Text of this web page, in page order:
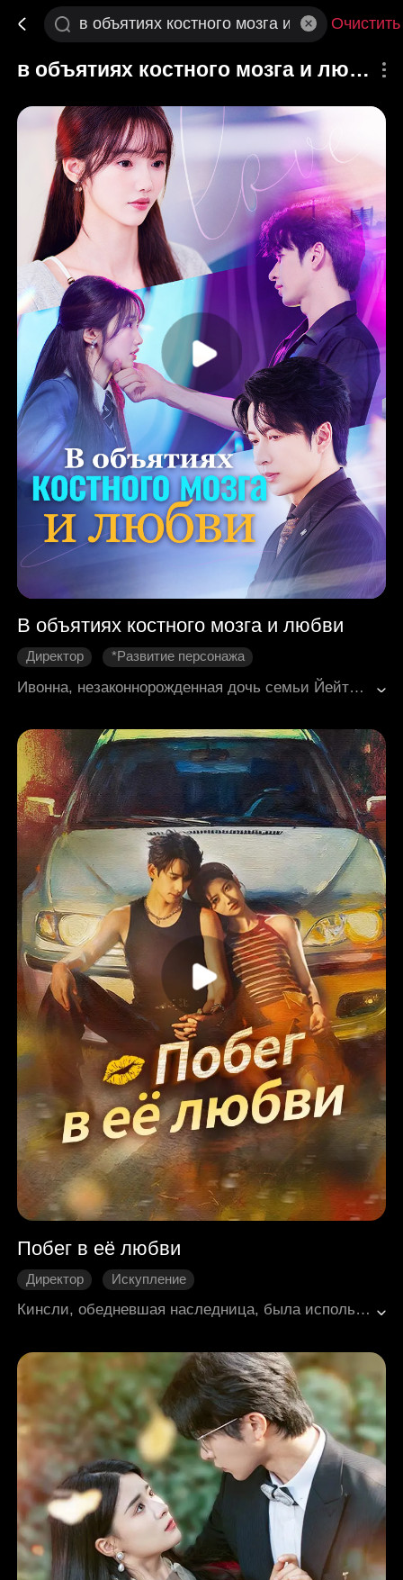
Очистить
в объятиях костного мозга и любви
В объятиях костного мозга и любви
Директор
*Развитие персонажа
Семейные узы
Современная романтика
Ивонна, незаконнорожденная дочь семьи Йейтс, была вынуждена расстаться с парнем и родить ребёнка от Тревора, жениха своей сестры Скарлетт, чтобы стать донором костного мозга для больной лейкемией сестры. Под сильным семейным давлением Ивонна согласилась на эту сделку. Хотя их отношения с Тревором поначалу были холодными и отстранёнными, со временем между ними зародились чувства. Их любовь была подобна волку, влюбившемуся в свою жертву, или ягнёнку, тянущемуся к охотнику — сложная и обречённая на борьбу. Запутавшиеся в страсти и моральном конфликте, они стояли перед неопределённым будущим.
Побег в её любви
Директор
Искупление
Современная романтика
Кинсли, обедневшая наследница, была использована родной матерью в качестве разменной монеты для сохранения роскошной жизни и обручена с Закари –манипулятивным главой могущественной семьи. В день свадьбы она решительно сбежала, но по иронии судьбы оказалась на территории андерграундного гонщика Джастина. Никто не подозревал, что за ледяной маской этого мужчины скрывалась иная личность. Так начался их опасный и завораживающий роман.